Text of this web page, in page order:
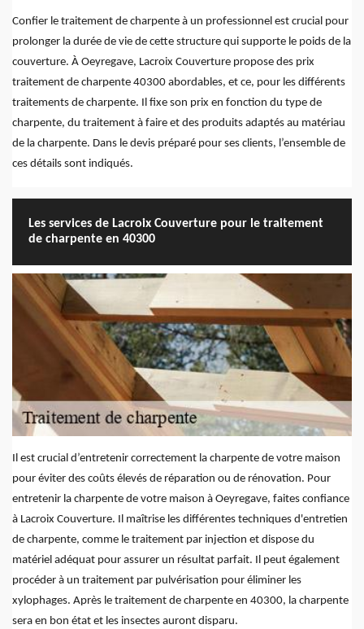
Confier le traitement de charpente à un professionnel est crucial pour
prolonger la durée de vie de cette structure qui supporte le poids de la
couverture. À Oeyregave, Lacroix Couverture propose des prix
traitement de charpente 40300 abordables, et ce, pour les différents
traitements de charpente. Il fixe son prix en fonction du type de
charpente, du traitement à faire et des produits adaptés au matériau
de la charpente. Dans le devis préparé pour ses clients, l’ensemble de
ces détails sont indiqués.
Les services de Lacroix Couverture pour le traitement
de charpente en 40300
Il est crucial d’entretenir correctement la charpente de votre maison
pour éviter des coûts élevés de réparation ou de rénovation. Pour
entretenir la charpente de votre maison à Oeyregave, faites confiance
à Lacroix Couverture. Il maîtrise les différentes techniques d'entretien
de charpente, comme le traitement par injection et dispose du
matériel adéquat pour assurer un résultat parfait. Il peut également
procéder à un traitement par pulvérisation pour éliminer les
xylophages. Après le traitement de charpente en 40300, la charpente
sera en bon état et les insectes auront disparu.